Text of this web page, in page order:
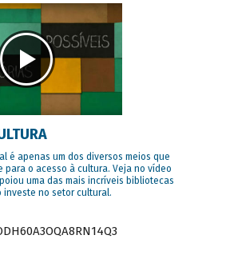
é apenas um dos diversos meios que
para o acesso à cultura. Veja no vídeo
uma das mais incríveis bibliotecas
investe no setor cultural.